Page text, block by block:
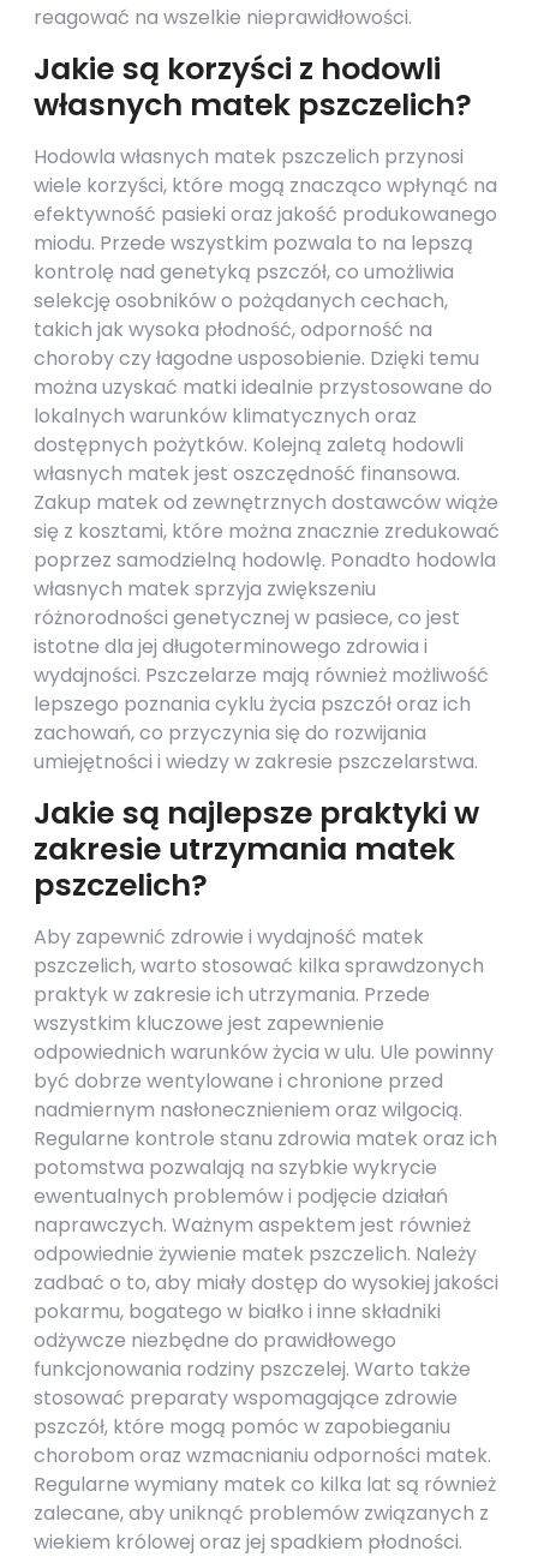
reagować na wszelkie nieprawidłowości.
Jakie są korzyści z hodowli
własnych matek pszczelich?
Hodowla własnych matek pszczelich przynosi
wiele korzyści, które mogą znacząco wpłynąć na
efektywność pasieki oraz jakość produkowanego
miodu. Przede wszystkim pozwala to na lepszą
kontrolę nad genetyką pszczół, co umożliwia
selekcję osobników o pożądanych cechach,
takich jak wysoka płodność, odporność na
choroby czy łagodne usposobienie. Dzięki temu
można uzyskać matki idealnie przystosowane do
lokalnych warunków klimatycznych oraz
dostępnych pożytków. Kolejną zaletą hodowli
własnych matek jest oszczędność finansowa.
Zakup matek od zewnętrznych dostawców wiąże
się z kosztami, które można znacznie zredukować
poprzez samodzielną hodowlę. Ponadto hodowla
własnych matek sprzyja zwiększeniu
różnorodności genetycznej w pasiece, co jest
istotne dla jej długoterminowego zdrowia i
wydajności. Pszczelarze mają również możliwość
lepszego poznania cyklu życia pszczół oraz ich
zachowań, co przyczynia się do rozwijania
umiejętności i wiedzy w zakresie pszczelarstwa.
Jakie są najlepsze praktyki w
zakresie utrzymania matek
pszczelich?
Aby zapewnić zdrowie i wydajność matek
pszczelich, warto stosować kilka sprawdzonych
praktyk w zakresie ich utrzymania. Przede
wszystkim kluczowe jest zapewnienie
odpowiednich warunków życia w ulu. Ule powinny
być dobrze wentylowane i chronione przed
nadmiernym nasłonecznieniem oraz wilgocią.
Regularne kontrole stanu zdrowia matek oraz ich
potomstwa pozwalają na szybkie wykrycie
ewentualnych problemów i podjęcie działań
naprawczych. Ważnym aspektem jest również
odpowiednie żywienie matek pszczelich. Należy
zadbać o to, aby miały dostęp do wysokiej jakości
pokarmu, bogatego w białko i inne składniki
odżywcze niezbędne do prawidłowego
funkcjonowania rodziny pszczelej. Warto także
stosować preparaty wspomagające zdrowie
pszczół, które mogą pomóc w zapobieganiu
chorobom oraz wzmacnianiu odporności matek.
Regularne wymiany matek co kilka lat są również
zalecane, aby uniknąć problemów związanych z
wiekiem królowej oraz jej spadkiem płodności.